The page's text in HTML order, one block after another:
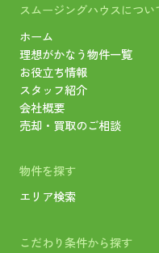
スムージングハウスについ
ホーム
理想がかなう物件一覧
お役立ち情報
スタッフ紹介
会社概要
売却・買取のご相談
物件を探す
エリア検索
こだわり条件から探す